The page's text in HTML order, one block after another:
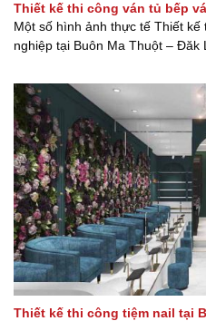
Thiết kế thi công ván tủ bếp
Thuột – Đăk Lăk
Một số hình ảnh thực tế Thiết kế
nghiệp tại Buôn Ma Thuột – Đăk
Thiết kế thi công tiệm nail tại